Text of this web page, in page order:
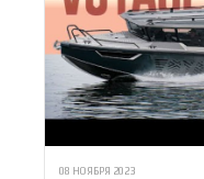
08 НОЯБРЯ 2023